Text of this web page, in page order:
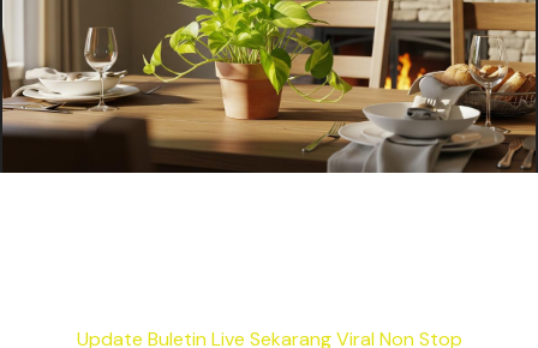
Update Buletin Live Sekarang Viral Non Stop